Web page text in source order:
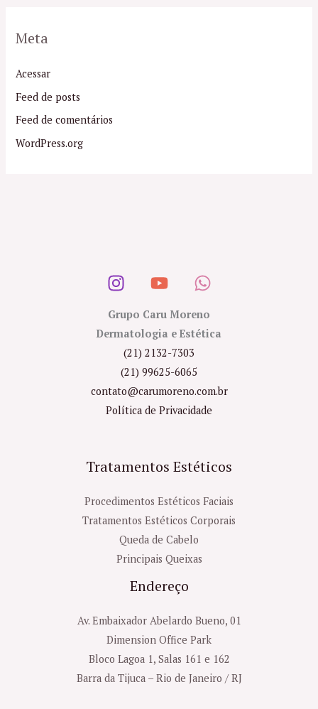
Meta
Acessar
Feed de posts
Feed de comentários
WordPress.org
Grupo Caru Moreno
Dermatologia e Estética
(21) 2132-7303
(21) 99625-6065
contato@carumoreno.com.br
Política de Privacidade
Tratamentos Estéticos
Procedimentos Estéticos Faciais
Tratamentos Estéticos Corporais
Queda de Cabelo
Principais Queixas
Endereço
Av. Embaixador Abelardo Bueno, 01
Dimension Office Park
Bloco Lagoa 1, Salas 161 e 162
Barra da Tijuca – Rio de Janeiro / RJ